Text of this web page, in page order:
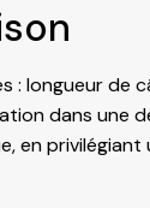
: longueur de
dans une
en